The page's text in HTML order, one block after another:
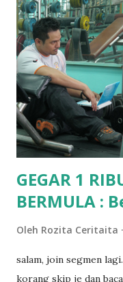
jugak masa alahai
terasa jugak semakin
kat salah satu tadika
pun tak tau.. pengsan
mungkin sebab abg
masalah dyslexia.. tapi
dyslexia tu.. lepas tu
GEGAR 1
BERMULA :
Oleh Rozita Ceritaita
salam, join segmen
korang skip je dan